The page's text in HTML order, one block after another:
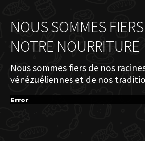
NOUS SOMMES
NOTRE NOURRITURE
Nous sommes fiers de nos
vénézuéliennes et de nos
Error